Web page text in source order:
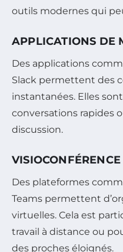
outils modernes qui
APPLICATIONS DE
Des applications
Slack permettent des
instantanées. Elles
conversations rapides
discussion.
VISIOCONFÉRENCE
Des plateformes
Teams permettent
virtuelles. Cela est
travail à distance ou
des proches éloignés.